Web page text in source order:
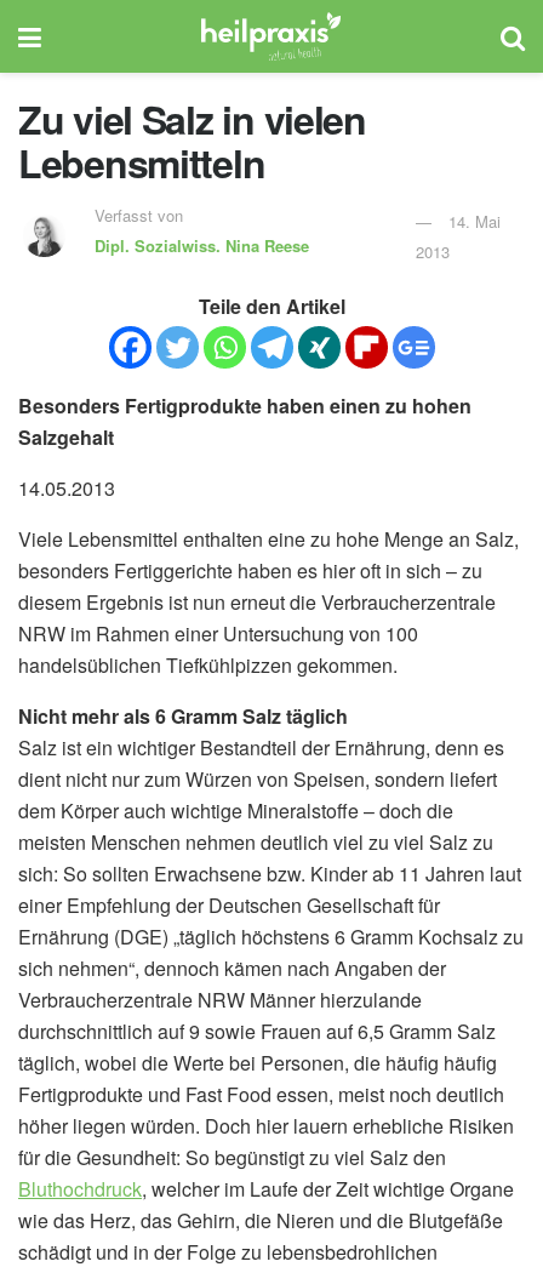
Zu viel Salz in vielen
Lebensmitteln
Verfasst von
Dipl. Sozialwiss. Nina Reese
14. Mai
2013
Teile den Artikel
Besonders Fertigprodukte haben einen zu hohen
Salzgehalt
14.05.2013
Viele Lebensmittel enthalten eine zu hohe Menge an Salz,
besonders Fertiggerichte haben es hier oft in sich – zu
diesem Ergebnis ist nun erneut die Verbraucherzentrale
NRW im Rahmen einer Untersuchung von 100
handelsüblichen Tiefkühlpizzen gekommen.
Nicht mehr als 6 Gramm Salz täglich
Salz ist ein wichtiger Bestandteil der Ernährung, denn es
dient nicht nur zum Würzen von Speisen, sondern liefert
dem Körper auch wichtige Mineralstoffe – doch die
meisten Menschen nehmen deutlich viel zu viel Salz zu
sich: So sollten Erwachsene bzw. Kinder ab 11 Jahren laut
einer Empfehlung der Deutschen Gesellschaft für
Ernährung (DGE) „täglich höchstens 6 Gramm Kochsalz zu
sich nehmen“, dennoch kämen nach Angaben der
Verbraucherzentrale NRW Männer hierzulande
durchschnittlich auf 9 sowie Frauen auf 6,5 Gramm Salz
täglich, wobei die Werte bei Personen, die häufig häufig
Fertigprodukte und Fast Food essen, meist noch deutlich
höher liegen würden. Doch hier lauern erhebliche Risiken
für die Gesundheit: So begünstigt zu viel Salz den
Bluthochdruck, welcher im Laufe der Zeit wichtige Organe
wie das Herz, das Gehirn, die Nieren und die Blutgefäße
schädigt und in der Folge zu lebensbedrohlichen